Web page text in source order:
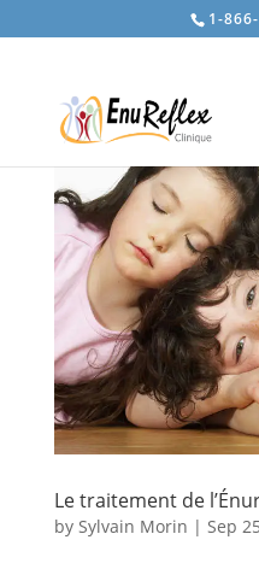
1-
Le traitement de
by Sylvain Morin | Sep